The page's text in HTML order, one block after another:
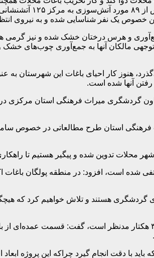
نوزدهمین روز از
خصوص یک نفر شناسایی شده و به نیروی
و هرس درختان خشک شده و نیز گرمی
مالکان آنها به جمع‌آوری چوب‌های
می‌گذرد، هنوز کار احیای باغات این
آنها شده است.
گردشگری میراث فرهنگی استان مرکزی در
استان طرح مطالعاتی در خصوص
محلات تدوین شده و پیگیر هستیم تا
شده است، افزود: در منطقه پولگان
گردشگری هستند و تلاش خواهیم کرد که
وی با اشاره به اینکه در گام اول، باغات منطقه پولگان با وسعت
با دقت انجام گیرد چراکه این پروژه